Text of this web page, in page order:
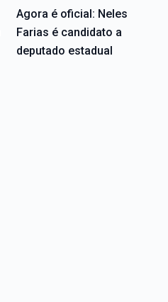
Agora é oficial: Neles
Farias é candidato a
deputado estadual